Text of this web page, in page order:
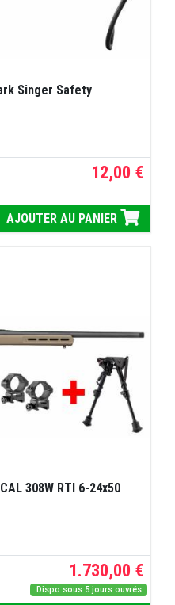
Singer Safety
12,00 €
AJOUTER AU PANIER
308W RTI 6-24x50
1.730,00 €
Dispo sous 5 jours ouvrés